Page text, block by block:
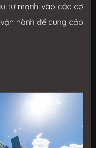
tư mạnh vào các cơ
hành để cung cấp